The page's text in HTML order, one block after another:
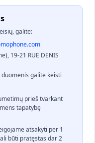
galite:
19-21 RUE DENIS
duomenis galite keisti
prieš tvarkant
tapatybę
atsakyti per 1
būti pratęstas dar 2